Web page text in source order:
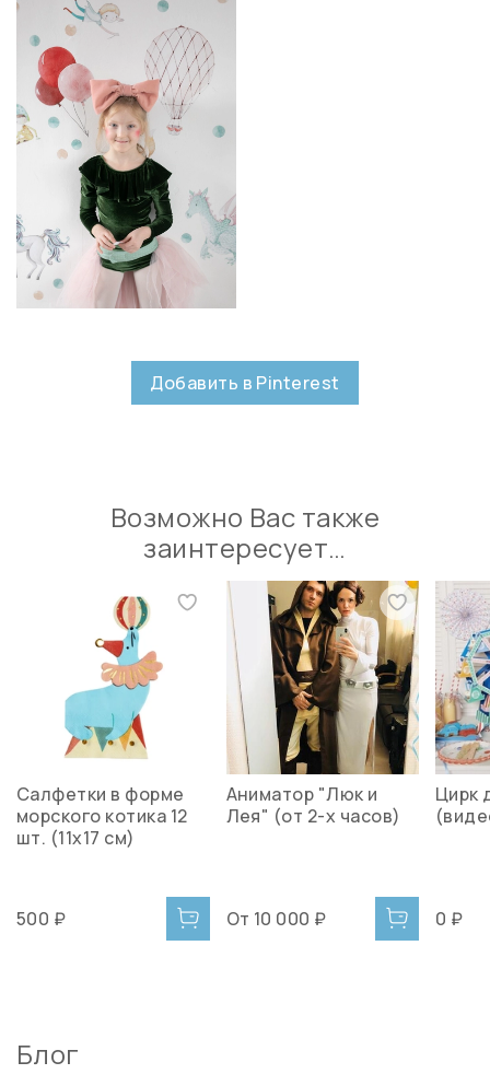
Добавить в Pinterest
Возможно Вас также
заинтересует…
Салфетки в форме
морского котика 12
шт. (11х17 см)
500 ₽
Аниматор "Люк и
Лея" (от 2-х часов)
От 10 000 ₽
Цирк
0 ₽
Блог